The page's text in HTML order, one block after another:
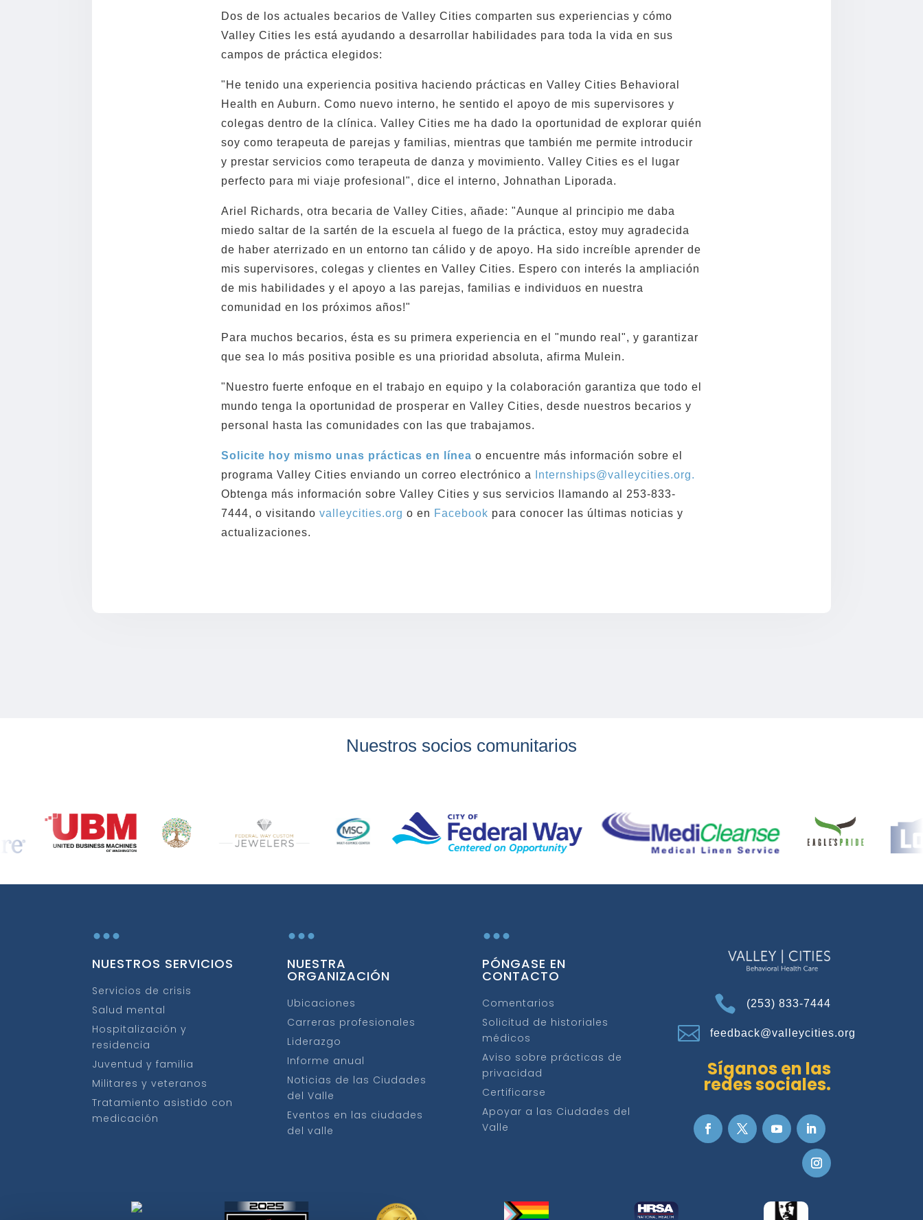
Dos de los actuales becarios de Valley Cities comparten sus experiencias y cómo
Valley Cities les está ayudando a desarrollar habilidades para toda la vida en sus
campos de práctica elegidos:
"He tenido una experiencia positiva haciendo prácticas en Valley Cities Behavioral
Health en Auburn. Como nuevo interno, he sentido el apoyo de mis supervisores y
colegas dentro de la clínica. Valley Cities me ha dado la oportunidad de explorar quién
soy como terapeuta de parejas y familias, mientras que también me permite introducir
y prestar servicios como terapeuta de danza y movimiento. Valley Cities es el lugar
perfecto para mi viaje profesional", dice el interno, Johnathan Liporada.
Ariel Richards, otra becaria de Valley Cities, añade: "Aunque al principio me daba
miedo saltar de la sartén de la escuela al fuego de la práctica, estoy muy agradecida
de haber aterrizado en un entorno tan cálido y de apoyo. Ha sido increíble aprender de
mis supervisores, colegas y clientes en Valley Cities. Espero con interés la ampliación
de mis habilidades y el apoyo a las parejas, familias e individuos en nuestra
comunidad en los próximos años!"
Para muchos becarios, ésta es su primera experiencia en el "mundo real", y garantizar
que sea lo más positiva posible es una prioridad absoluta, afirma Mulein.
"Nuestro fuerte enfoque en el trabajo en equipo y la colaboración garantiza que todo el
mundo tenga la oportunidad de prosperar en Valley Cities, desde nuestros becarios y
personal hasta las comunidades con las que trabajamos.
Solicite hoy mismo unas prácticas en línea o encuentre más información sobre el
programa Valley Cities enviando un correo electrónico a
Internships@valleycities.org.
Obtenga más información sobre Valley Cities y sus servicios llamando al 253-833-
7444, o visitando valleycities.org o en Facebook para conocer las últimas noticias y
actualizaciones.
Nuestros socios comunitarios
...
NUESTROS SERVICIOS
Servicios de crisis
Salud mental
Hospitalización y
residencia
Juventud y familia
Militares y veteranos
Tratamiento asistido con
medicación
...
NUESTRA
ORGANIZACIÓN
Ubicaciones
Carreras profesionales
Liderazgo
Informe anual
Noticias de las Ciudades
del Valle
Eventos en las ciudades
del valle
...
PÓNGASE EN
CONTACTO
Comentarios
Solicitud de historiales
médicos
Aviso sobre prácticas de
privacidad
Certificarse
Apoyar a las Ciudades del
Valle
 (253) 833-7444
 feedback@valleycities.org
Síganos en las
redes sociales.